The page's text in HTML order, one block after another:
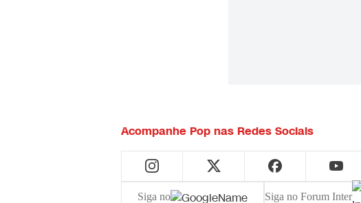
Acompanhe Pop nas Redes Sociais
Siga no Siga no Forum Inter